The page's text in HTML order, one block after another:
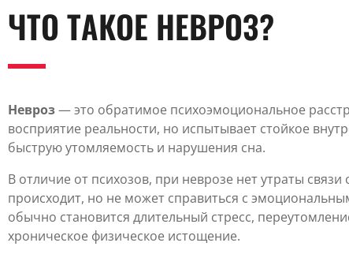
ЧТО ТАКОЕ НЕВРОЗ?
Невроз— это обратимое психоэмоциональное
восприятие реальности, но испытывает стойкое
быструю утомляемость и нарушения сна.
В отличие от психозов, при неврозе нет утраты
происходит, но не может справиться с
обычно становится длительный стресс,
хроническое физическое истощение.